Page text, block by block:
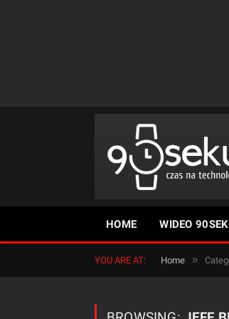
HOME WIDEO 90SEK
YOU ARE AT: Home »